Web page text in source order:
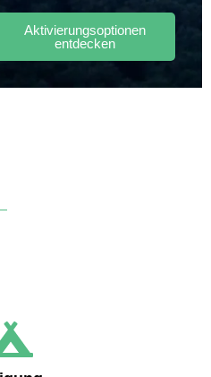
Aktivierungsoptionen
entdecken